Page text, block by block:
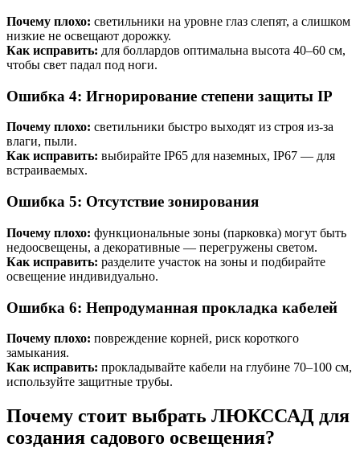
Почему плохо: светильники на уровне глаз слепят, а слишком
низкие не освещают дорожку.
Как исправить: для боллардов оптимальна высота 40–60 см,
чтобы свет падал под ноги.
Ошибка 4: Игнорирование степени защиты IP
Почему плохо: светильники быстро выходят из строя из-за
влаги, пыли.
Как исправить: выбирайте IP65 для наземных, IP67 — для
встраиваемых.
Ошибка 5: Отсутствие зонирования
Почему плохо: функциональные зоны (парковка) могут быть
недоосвещены, а декоративные — перегружены светом.
Как исправить: разделите участок на зоны и подбирайте
освещение индивидуально.
Ошибка 6: Непродуманная прокладка кабелей
Почему плохо: повреждение корней, риск короткого
замыкания.
Как исправить: прокладывайте кабели на глубине 70–100 см,
используйте защитные трубы.
Почему стоит выбрать ЛЮКССАД для
создания садового освещения?